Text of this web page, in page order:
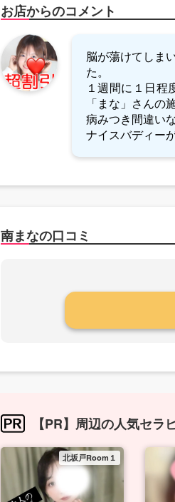
お店からのコメント
脳が蕩けてしま
た。
１週間に１日程
「まな」さんの
病みつき間違い
ナイスバディー
南まなの口コミ
【PR】周辺の人気セラ
北坂戸Room１